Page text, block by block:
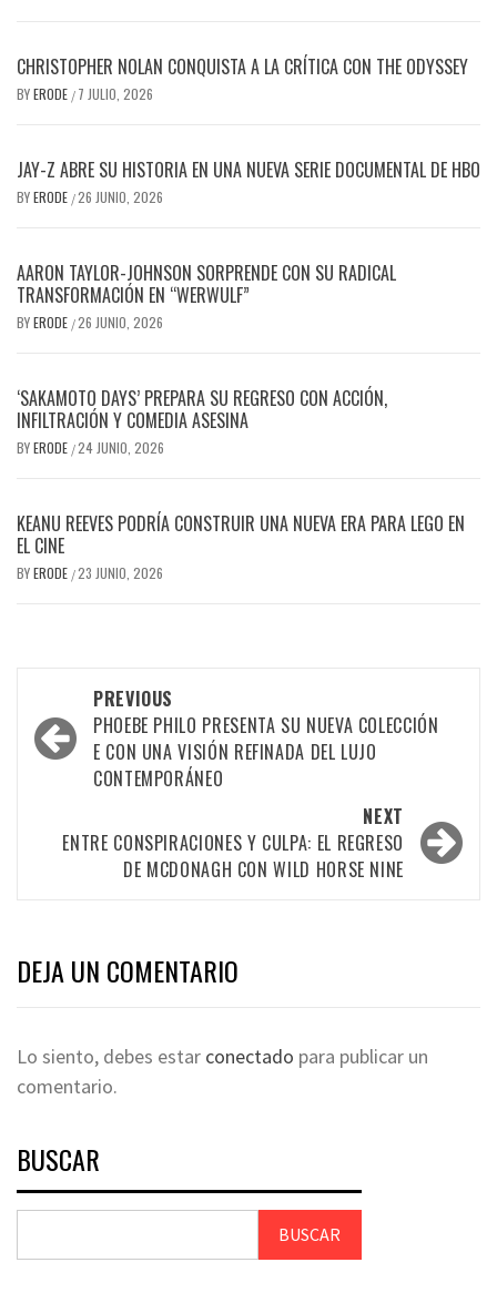
CHRISTOPHER NOLAN CONQUISTA A LA CRÍTICA CON THE ODYSSEY
BYERODE / 7 JULIO, 2026
JAY-Z ABRE SU HISTORIA EN UNA NUEVA SERIE DOCUMENTAL DE HBO
BYERODE /26 JUNIO, 2026
AARON TAYLOR-JOHNSON SORPRENDE CON SU RADICAL
TRANSFORMACIÓN EN “WERWULF”
BYERODE /26 JUNIO, 2026
‘SAKAMOTO DAYS’ PREPARA SU REGRESO CON ACCIÓN,
INFILTRACIÓN Y COMEDIA ASESINA
BYERODE /24 JUNIO, 2026
KEANU REEVES PODRÍA CONSTRUIR UNA NUEVA ERA PARA LEGO EN
EL CINE
BYERODE /23 JUNIO, 2026
PREVIOUS
PHOEBE PHILO PRESENTA SU NUEVA COLECCIÓN
E CON UNA VISIÓN REFINADA DEL LUJO
CONTEMPORÁNEO
NEXT
ENTRE CONSPIRACIONES Y CULPA: EL REGRESO
DE MCDONAGH CON WILD HORSE NINE
DEJA UN COMENTARIO
Lo siento, debes estar conectado para publicar un
comentario.
BUSCAR
BUSCAR